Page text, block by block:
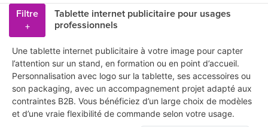
Filtre
+
Tablette internet publicitaire pour usages
professionnels
Une tablette internet publicitaire à votre image pour capter
l’attention sur un stand, en formation ou en point d’accueil.
Personnalisation avec logo sur la tablette, ses accessoires ou
son packaging, avec un accompagnement projet adapté aux
contraintes B2B. Vous bénéficiez d’un large choix de modèles
et d’une vraie flexibilité de commande selon votre usage.